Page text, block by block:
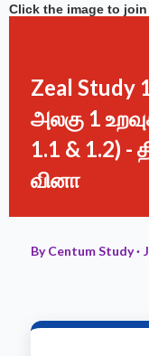
Click the image to
Zeal Study
அலகு 1
1.1 & 1.2) -
வினா
ByCentum Study